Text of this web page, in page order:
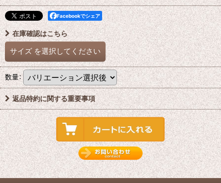
Facebookでシェア
在庫確認はこちら
サイズ を選択してください
数量:
返品特約に関する重要事項